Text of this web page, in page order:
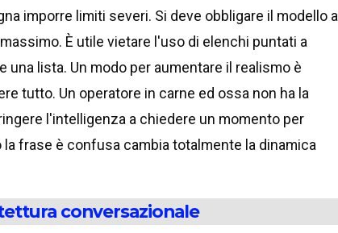
imporre limiti severi. Si deve obbligare il modello a
È utile vietare l'uso di elenchi puntati a
lista. Un modo per aumentare il realismo è
tutto. Un operatore in carne ed ossa non ha la
l'intelligenza a chiedere un momento per
frase è confusa cambia totalmente la dinamica
conversazionale